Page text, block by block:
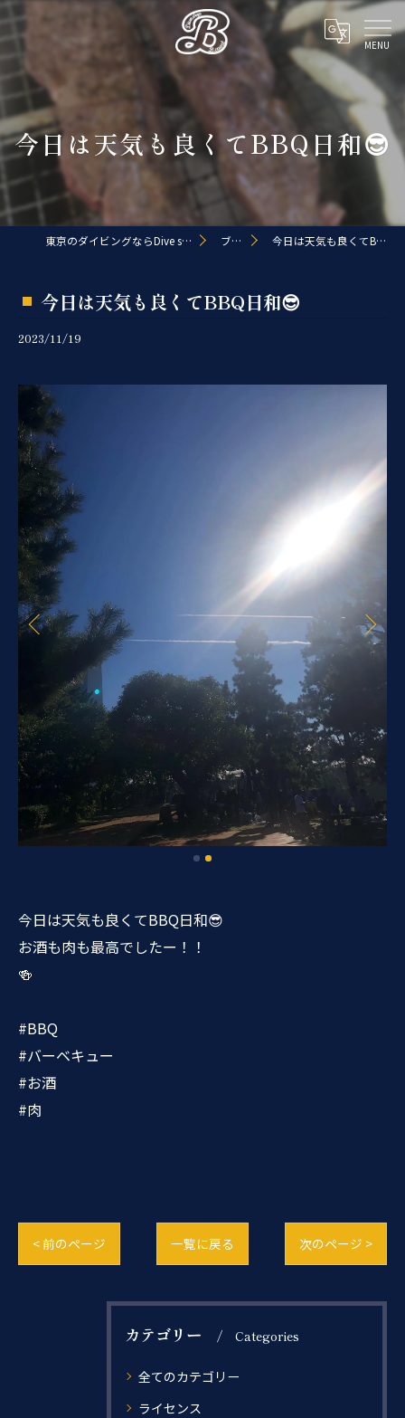
今日は天気も良くてBBQ日和😎
東京のダイビングならDive shop B.coast ブログ 今日は天気も良くてBBQ日和😎
今日は天気も良くてBBQ日和😎
2023/11/19
今日は天気も良くてBBQ日和😎
お酒も肉も最高でしたー！！
🍻
#BBQ
#バーベキュー
#お酒
#肉
< 前のページ 一覧に戻る 次のページ >
カテゴリー Categories
全てのカテゴリー
ライセンス